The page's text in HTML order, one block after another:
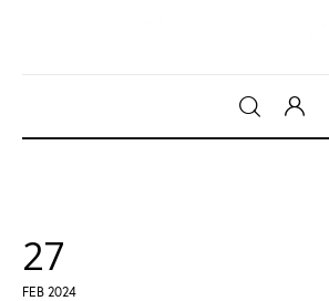
27
FEB 2024